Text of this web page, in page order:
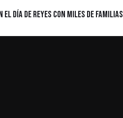
Día de Reyes con miles de familias